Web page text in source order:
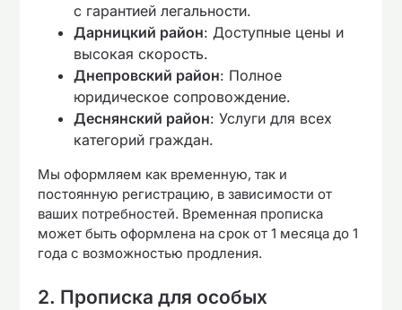
с гарантией легальности.
Дарницкий район: Доступные цены и
высокая скорость.
Днепровский район: Полное
юридическое сопровождение.
Деснянский район: Услуги для всех
категорий граждан.
Мы оформляем как временную, так и
постоянную регистрацию, в зависимости от
ваших потребностей. Временная прописка
может быть оформлена на срок от 1 месяца до 1
года с возможностью продления.
2. Прописка для особых